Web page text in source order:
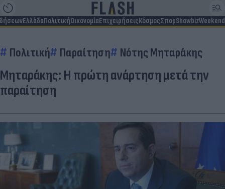
ΕλλάδαΠολιτικήΟικονομίαΕπιχειρήσειςΚόσμοςΣπορShowbizWeekend
Πολιτική Παραίτηση Νότης Μηταράκης
Μηταράκης: Η πρώτη ανάρτηση μετά την
παραίτηση